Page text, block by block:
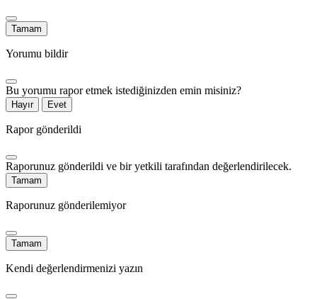
Tamam
Yorumu bildir
Bu yorumu rapor etmek istediğinizden emin misiniz?
Hayır Evet
Rapor gönderildi
Raporunuz gönderildi ve bir yetkili tarafından değerlendirilecek.
Tamam
Raporunuz gönderilemiyor
Tamam
Kendi değerlendirmenizi yazın